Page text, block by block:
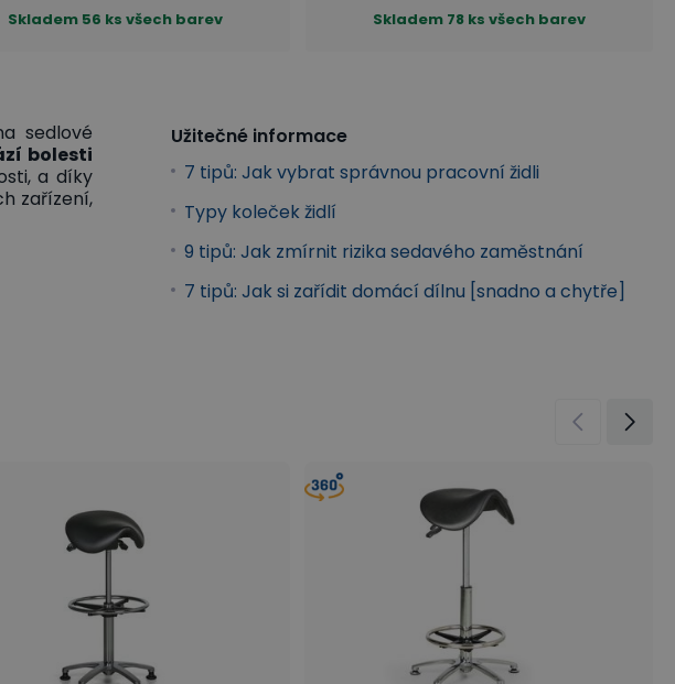
Skladem 56 ks všech barev Skladem 78 ks všech barev
sedlové
bolesti
a díky
zařízení,
Užitečné informace
7 tipů: Jak vybrat správnou pracovní židli
Typy koleček židlí
9 tipů: Jak zmírnit rizika sedavého zaměstnání
7 tipů: Jak si zařídit domácí dílnu [snadno a chytře]